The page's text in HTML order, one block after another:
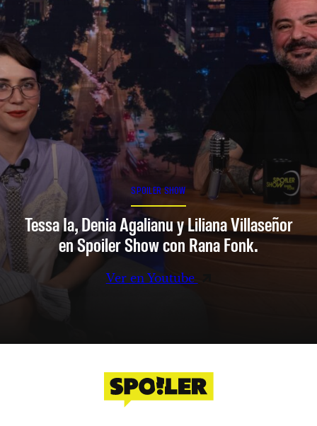
SPOILER SHOW
Tessa Ia, Denia Agalianu y Liliana Villaseñor
en Spoiler Show con Rana Fonk.
Ver en Youtube